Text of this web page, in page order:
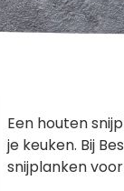
Een houten
je keuken. Bij
snijplanken